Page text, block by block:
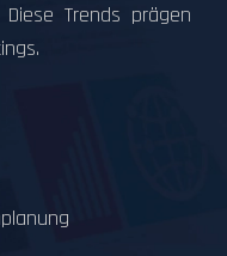
Trends prägen